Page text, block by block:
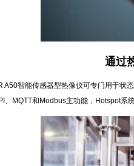
通过
智能传感器型热像仪可专门用于状态
、MQTT和Modbus主功能，Hotspot系